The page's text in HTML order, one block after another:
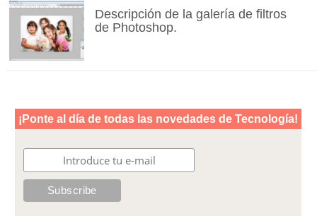
Descripción de la galería de filtros
de Photoshop.